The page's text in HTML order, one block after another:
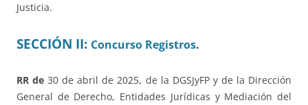
Justicia.
SECCIÓN II: Concurso Registros.
RR de30 de abril de 2025, de la DGSJyFP y de la Dirección
General de Derecho, Entidades Jurídicas y Mediación del